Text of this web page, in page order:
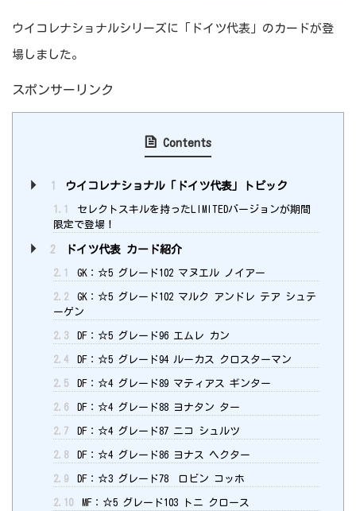
ウイコレナショナルシリーズに「ドイツ代表」のカードが登
場しました。
スポンサーリンク
Contents
1 ウイコレナショナル「ドイツ代表」トピック
1.1
セレクトスキルを持ったLIMITEDバージョンが期間
限定で登場！
2 ドイツ代表 カード紹介
2.1 GK：☆5 グレード102 マヌエル ノイアー
2.2
GK：☆5 グレード102 マルク アンドレ テア シュテ
ーゲン
2.3 DF：☆5 グレード96 エムレ カン
2.4 DF：☆5 グレード94 ルーカス クロスターマン
2.5 DF：☆4 グレード89 マティアス ギンター
2.6 DF：☆4 グレード88 ヨナタン ター
2.7 DF：☆4 グレード87 ニコ シュルツ
2.8 DF：☆4 グレード86 ヨナス ヘクター
2.9 DF：☆3 グレード78 ロビン コッホ
2.10 MF：☆5 グレード103 トニ クロース